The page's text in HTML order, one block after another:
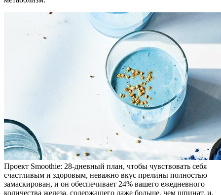
Проект Smoothie: 28-дневный план, чтобы чувствовать себя
счастливым и здоровым, неважно вкус прелины полностью
замаскирован, и он обеспечивает 24% вашего ежедневного
количества железа, содержащего даже больше, чем шпинат, и,